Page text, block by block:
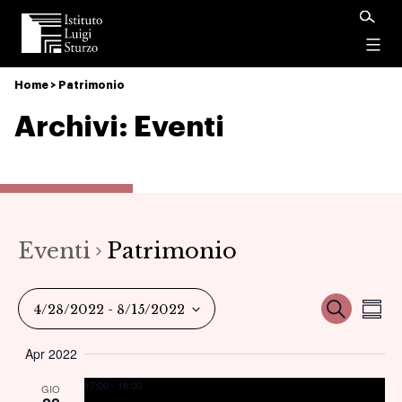
Istituto
Luigi
Sturzo
Home > Patrimonio
Archivi: Eventi
Eventi Patrimonio
Cerca
4/28/2022 - 8/15/2022
la
data.
Apr 2022
GIO 17:00 - 18:00